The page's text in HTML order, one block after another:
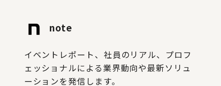
note
イベントレポート、社員のリアル、プロフ
ェッショナルによる業界動向や最新ソリュ
ーションを発信します。